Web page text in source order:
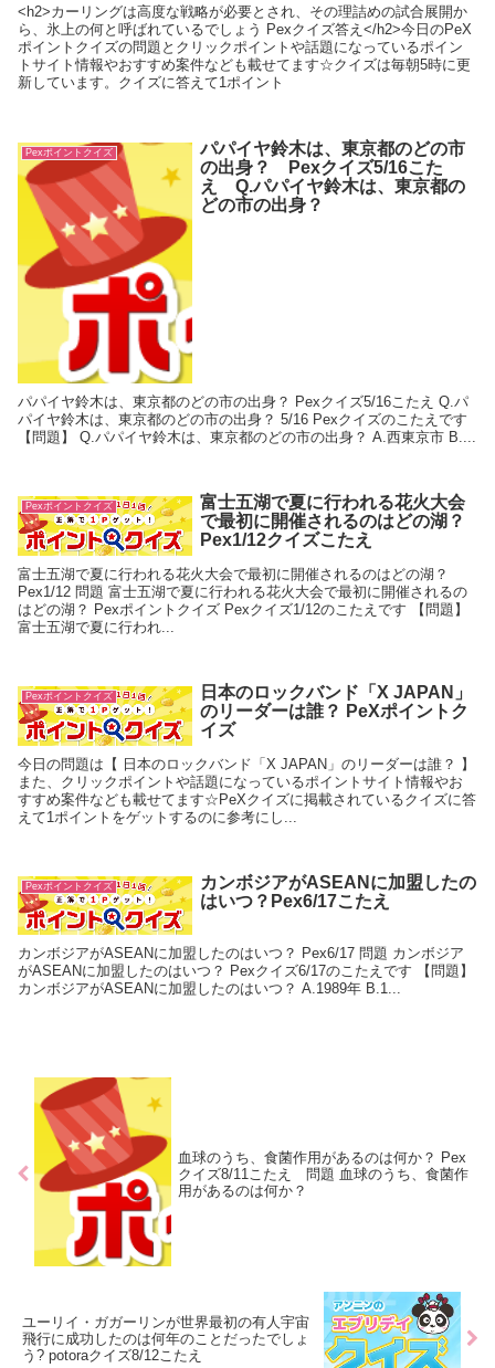
<h2>カーリングは高度な戦略が必要とされ、その理詰めの試合展開か
ら、氷上の何と呼ばれているでしょう Pexクイズ答え</h2>今日のPeX
ポイントクイズの問題とクリックポイントや話題になっているポイン
トサイト情報やおすすめ案件なども載せてます☆クイズは毎朝5時に更
新しています。クイズに答えて1ポイント
Pexポイントクイズ
パパイヤ鈴木は、東京都のどの市
の出身？ Pexクイズ5/16こた
え Q.パパイヤ鈴木は、東京都の
どの市の出身？
パパイヤ鈴木は、東京都のどの市の出身？ Pexクイズ5/16こたえ Q.パ
パイヤ鈴木は、東京都のどの市の出身？ 5/16 Pexクイズのこたえです
【問題】 Q.パパイヤ鈴木は、東京都のどの市の出身？ A.西東京市 B....
Pexポイントクイズ
富士五湖で夏に行われる花火大会
で最初に開催されるのはどの湖？
Pex1/12クイズこたえ
富士五湖で夏に行われる花火大会で最初に開催されるのはどの湖？
Pex1/12 問題 富士五湖で夏に行われる花火大会で最初に開催されるの
はどの湖？ Pexポイントクイズ Pexクイズ1/12のこたえです 【問題】
富士五湖で夏に行われ...
Pexポイントクイズ
日本のロックバンド「X JAPAN」
のリーダーは誰？ PeXポイントク
イズ
今日の問題は【 日本のロックバンド「X JAPAN」のリーダーは誰？ 】
また、クリックポイントや話題になっているポイントサイト情報やお
すすめ案件なども載せてます☆PeXクイズに掲載されているクイズに答
えて1ポイントをゲットするのに参考にし...
Pexポイントクイズ
カンボジアがASEANに加盟したの
はいつ？Pex6/17こたえ
カンボジアがASEANに加盟したのはいつ？ Pex6/17 問題 カンボジア
がASEANに加盟したのはいつ？ Pexクイズ6/17のこたえです 【問題】
カンボジアがASEANに加盟したのはいつ？ A.1989年 B.1...
血球のうち、食菌作用があるのは何か？ Pex
クイズ8/11こたえ 問題 血球のうち、食菌作
用があるのは何か？
ユーリイ・ガガーリンが世界最初の有人宇宙
飛行に成功したのは何年のことだったでしょ
う? potoraクイズ8/12こたえ